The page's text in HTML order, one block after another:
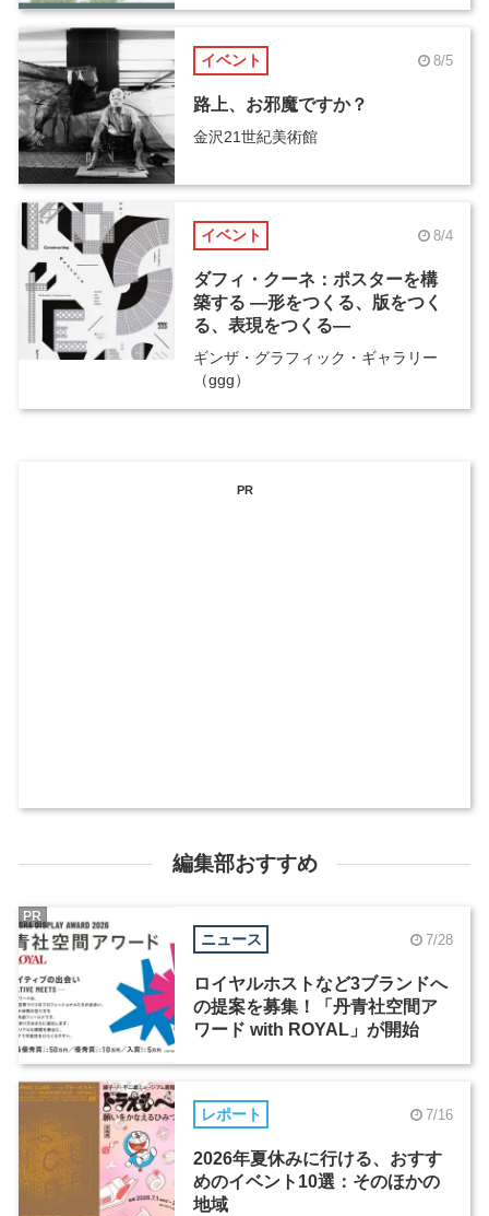
イベント 8/5
路上、お邪魔ですか？
金沢21世紀美術館
イベント 8/4
ダフィ・クーネ：ポスターを構
築する ―形をつくる、版をつく
る、表現をつくる―
ギンザ・グラフィック・ギャラリー
（ggg）
PR
編集部おすすめ
ニュース 7/28
ロイヤルホストなど3ブランドへ
の提案を募集！「丹青社空間ア
ワード with ROYAL」が開始
PR
レポート 7/16
2026年夏休みに行ける、おすす
めのイベント10選：そのほかの
地域